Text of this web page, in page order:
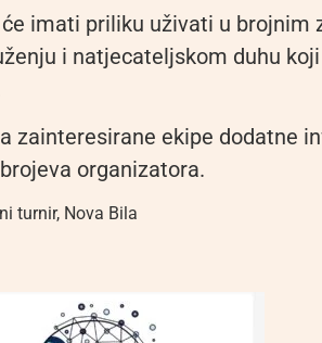
imati priliku uživati u brojnim
i natjecateljskom duhu
zainteresirane ekipe dodatne
organizatora.
turnir, Nova Bila